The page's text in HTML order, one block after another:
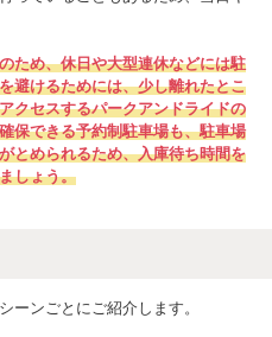
ため、休日や大型連休などには駐
避けるためには、少し離れたとこ
クセスするパークアンドライドの
保できる予約制駐車場も、駐車場
とめられるため、入庫待ち時間を
しょう。
ーンごとにご紹介します。